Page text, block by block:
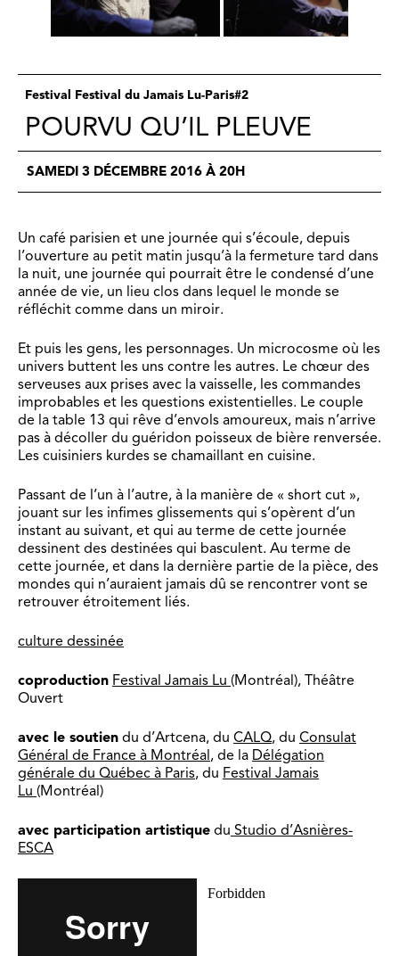
Festival Festival du Jamais Lu-Paris#2
POURVU QU’IL PLEUVE
SAMEDI 3 DÉCEMBRE 2016 À 20H
Un café parisien et une journée qui s’écoule, depuis
l’ouverture au petit matin jusqu’à la fermeture tard dans
la nuit, une journée qui pourrait être le condensé d’une
année de vie, un lieu clos dans lequel le monde se
réfléchit comme dans un miroir.
Et puis les gens, les personnages. Un microcosme où les
univers buttent les uns contre les autres. Le chœur des
serveuses aux prises avec la vaisselle, les commandes
improbables et les questions existentielles. Le couple
de la table 13 qui rêve d’envols amoureux, mais n’arrive
pas à décoller du guéridon poisseux de bière renversée.
Les cuisiniers kurdes se chamaillant en cuisine.
Passant de l’un à l’autre, à la manière de « short cut »,
jouant sur les infimes glissements qui s’opèrent d’un
instant au suivant, et qui au terme de cette journée
dessinent des destinées qui basculent. Au terme de
cette journée, et dans la dernière partie de la pièce, des
mondes qui n’auraient jamais dû se rencontrer vont se
retrouver étroitement liés.
culture dessinée
coproduction Festival Jamais Lu (Montréal), Théâtre
Ouvert
avec le soutien du d’Artcena, du CALQ, du Consulat
Général de France à Montréal, de la Délégation
générale du Québec à Paris, du Festival Jamais
Lu (Montréal)
avec participation artistique du Studio d’Asnières-
ESCA